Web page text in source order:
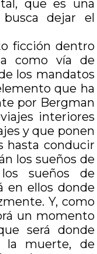
que es una
dejar el
ficción dentro
como vía de
los mandatos
que ha
por Bergman
interiores
y que ponen
hasta conducir
los sueños de
sueños de
en ellos donde
Y, como
un momento
será donde
la muerte, de